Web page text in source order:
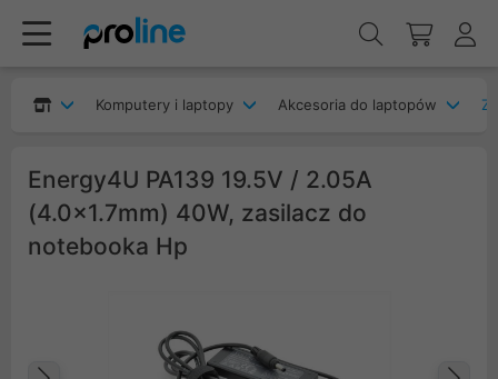
Komputery i laptopy Akcesoria do laptopów
Energy4U PA139 19.5V / 2.05A
(4.0x1.7mm) 40W, zasilacz do
notebooka Hp